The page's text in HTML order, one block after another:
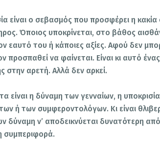
είναι ο σεβασμός που προσφέρει η κακία
Όποιος υποκρίνεται, στο βάθος
εαυτό του ή κάποιες αξίες. Αφού δεν
προσπαθεί να φαίνεται. Είναι κι αυτό
στην αρετή. Αλλά δεν αρκεί.
είναι η δύναμη των γενναίων, η
ή των συμφεροντολόγων. Κι είναι
δύναμη ν’ αποδεικνύεται δυνατότερη από
συμπεριφορά.